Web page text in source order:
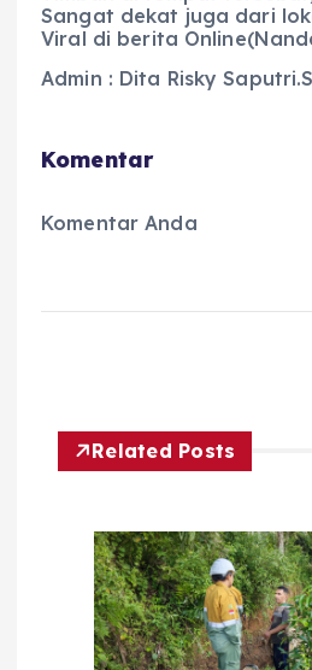
Sangat dekat juga dari
Viral di berita
Admin : Dita Risky
Komentar
Komentar Anda
Related Posts